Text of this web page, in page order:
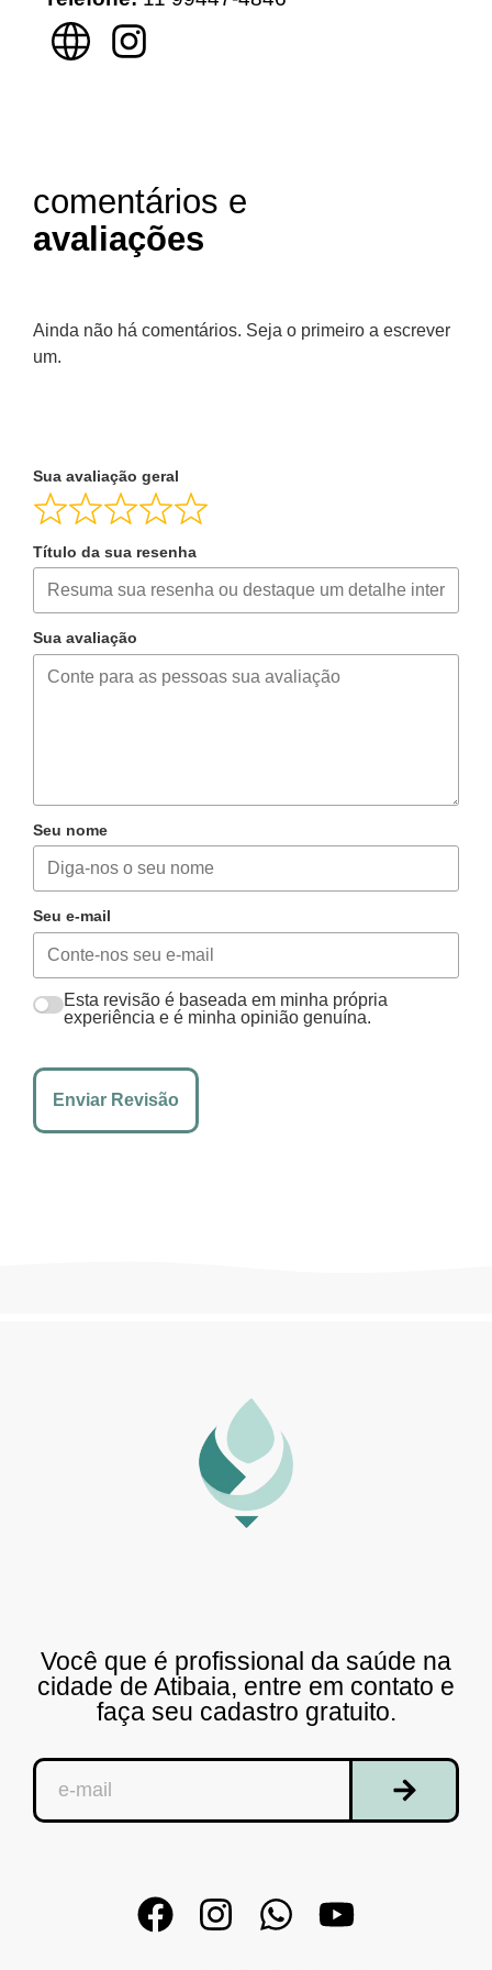
comentários e
avaliações
Ainda não há comentários. Seja o primeiro a escrever
um.
Sua avaliação geral
Título da sua resenha
Sua avaliação
Seu nome
Seu e-mail
Esta revisão é baseada em minha própria
experiência e é minha opinião genuína.
Enviar Revisão
Você que é profissional da saúde na
cidade de Atibaia, entre em contato e
faça seu cadastro gratuito.